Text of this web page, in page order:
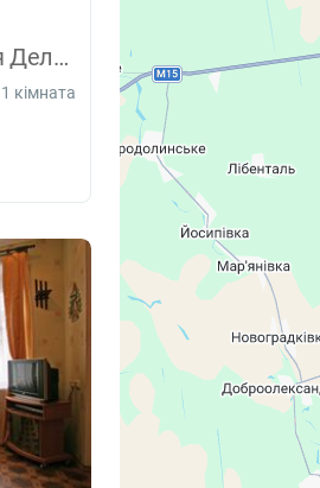
Уютная квартира у моря Дельфин, Отрада.
1 кімната